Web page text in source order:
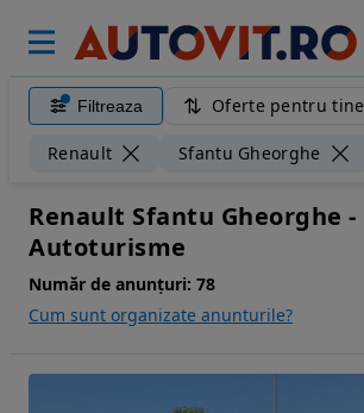
Filtreaza Oferte pentru tine
Renault Sfantu Gheorghe
Renault Sfantu Gheorghe -
Autoturisme
Număr de anunțuri: 78
Cum sunt organizate anunturile?